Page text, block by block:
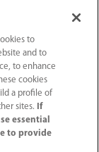
to
and to
to enhance
cookies
a profile of
sites.
If
essential
to provide